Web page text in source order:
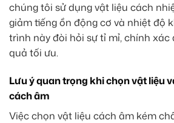
chúng tôi sử dụng vật liệu cách
giảm tiếng ồn động cơ và nhiệt độ
trình này đòi hỏi sự tỉ mỉ, chính xác
quả tối ưu.
Lưu ý quan trọng khi chọn vật liệu
cách âm
Việc chọn vật liệu cách âm kém